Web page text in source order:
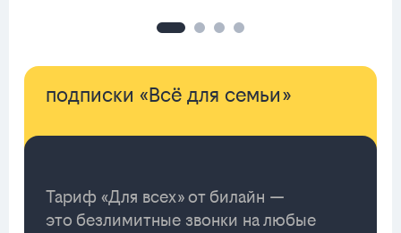
подписки «Всё для семьи»
Тариф «Для всех» от билайн —
это безлимитные звонки на любые